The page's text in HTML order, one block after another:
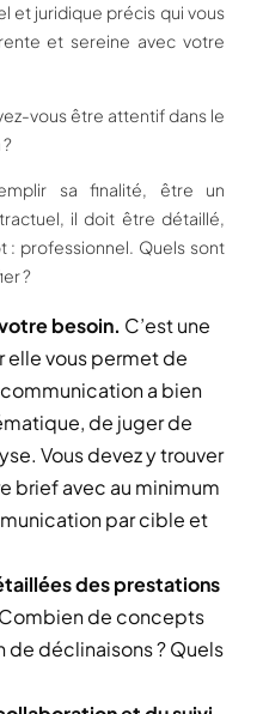
et juridique précis qui vous
et sereine avec votre
vous être attentif dans le
sa finalité, être un
il doit être détaillé,
: professionnel. Quels sont
?
besoin. C’est une
vous permet de
a bien
de juger de
Vous devez y trouver
brief avec au minimum
par cible et
des prestations
de concepts
déclinaisons ? Quels